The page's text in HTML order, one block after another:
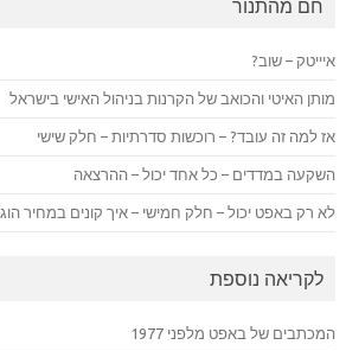
חם מהתנור
איייטק – שוב?
מותן האיטי והכואב של הקרנות בניהול האישי בישראל
אז למה זה עובד? – רוכשות סדרתיות – חלק שישי
השקעה במדדים – כל אחד יכול – ההרצאה
לא רק באפט יכול – חלק חמישי – איך קונים במחיר הוגן
לקריאה נוספת
המכתבים של באפט מלפני 1977